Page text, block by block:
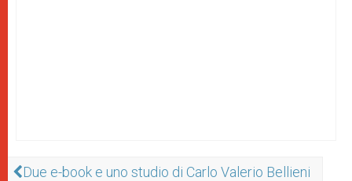
Due e-book e uno studio di Carlo Valerio Bellieni